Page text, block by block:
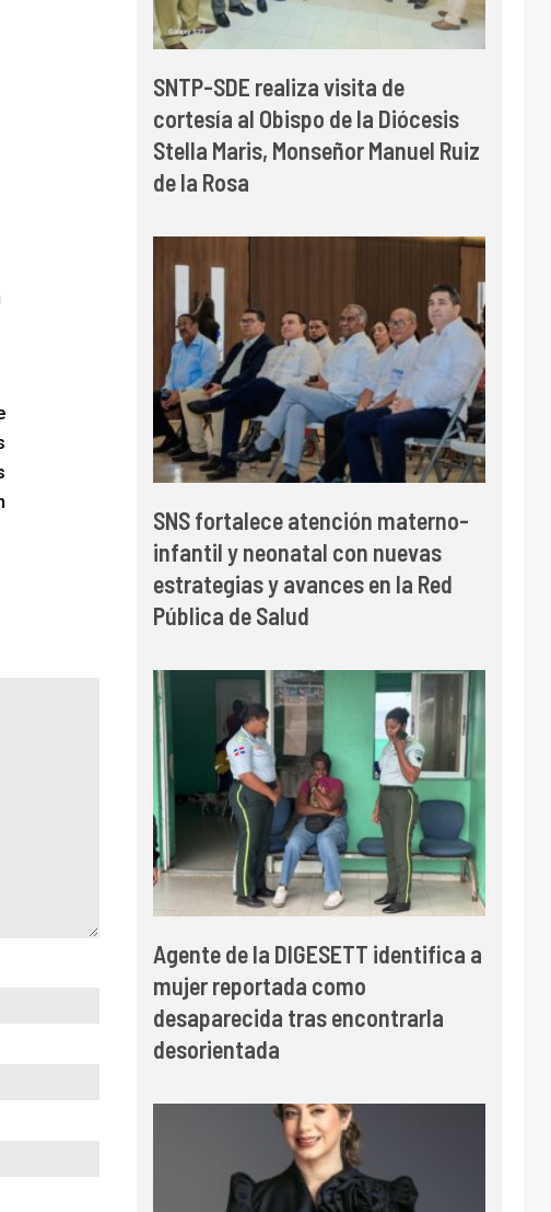
SNTP-SDE realiza visita de
cortesía al Obispo de la Diócesis
Stella Maris, Monseñor Manuel Ruiz
de la Rosa
SNS fortalece atención materno-
infantil y neonatal con nuevas
estrategias y avances en la Red
Pública de Salud
Agente de la DIGESETT identifica a
mujer reportada como
desaparecida tras encontrarla
desorientada